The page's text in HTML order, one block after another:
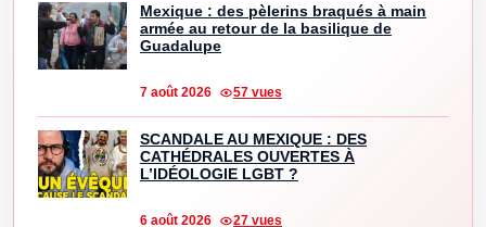
Mexique : des pèlerins braqués à main
armée au retour de la basilique de
Guadalupe
7 août 2026 57 vues
SCANDALE AU MEXIQUE : DES
CATHÉDRALES OUVERTES À
L’IDÉOLOGIE LGBT ?
6 août 2026 27 vues